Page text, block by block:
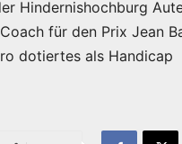
Hindernishochburg
für den Prix Jean
dotiertes als Handicap